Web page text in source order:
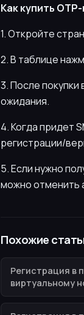
Как купить
1. Откройте
2. В таблице
3. После
ожидания.
4. Когда придет
регистрации/
5. Если нужно
можно отменить
Похожие
Регистрация в
виртуальному